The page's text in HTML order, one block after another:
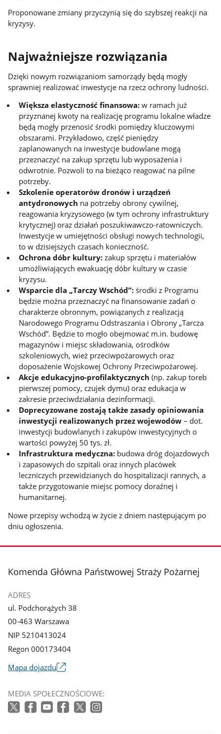
Proponowane zmiany przyczynią się do szybszej reakcji na
kryzysy.
Najważniejsze rozwiązania
Dzięki nowym rozwiązaniom samorządy będą mogły
sprawniej realizować inwestycje na rzecz ochrony ludności.
Większa elastyczność finansowa: w ramach już
przyznanej kwoty na realizację programu lokalne władze
będą mogły przenosić środki pomiędzy kluczowymi
obszarami. Przykładowo, część pieniędzy
zaplanowanych na inwestycje budowlane mogą
przeznaczyć na zakup sprzętu lub wyposażenia i
odwrotnie. Pozwoli to na bieżąco reagować na pilne
potrzeby.
Szkolenie operatorów dronów i urządzeń
antydronowych na potrzeby obrony cywilnej,
reagowania kryzysowego (w tym ochrony infrastruktury
krytycznej) oraz działań poszukiwawczo-ratowniczych.
Inwestycje w umiejętności obsługi nowych technologii,
to w dzisiejszych czasach konieczność.
Ochrona dóbr kultury: zakup sprzętu i materiałów
umożliwiających ewakuację dóbr kultury w czasie
kryzysu.
Wsparcie dla „Tarczy Wschód”: środki z Programu
będzie można przeznaczyć na finansowanie zadań o
charakterze obronnym, powiązanych z realizacją
Narodowego Programu Odstraszania i Obrony „Tarcza
Wschód”. Będzie to mogło obejmować m.in. budowę
magazynów i miejsc składowania, ośrodków
szkoleniowych, wież przeciwpożarowych oraz
doposażenie Wojskowej Ochrony Przeciwpożarowej.
Akcje edukacyjno-profilaktycznych (np. zakup toreb
pierwszej pomocy, czujek dymu) oraz edukacja w
zakresie przeciwdziałania dezinformacji.
Doprecyzowane zostają także zasady opiniowania
inwestycji realizowanych przez wojewodów – dot.
inwestycji budowlanych i zakupów inwestycyjnych o
wartości powyżej 50 tys. zł.
Infrastruktura medyczna: budowa dróg dojazdowych
i zapasowych do szpitali oraz innych placówek
leczniczych przewidzianych do hospitalizacji rannych, a
także przygotowanie miejsc pomocy doraźnej i
humanitarnej.
Nowe przepisy wchodzą w życie z dniem następującym po
dniu ogłoszenia.
stopka
Komenda Główna Państwowej Straży Pożarnej
ADRES
ul. Podchorążych 38
00-463 Warszawa
NIP 5210413024
Regon 000173404
Mapa dojazdu
się
w
MEDIA SPOŁECZNOŚCIOWE: